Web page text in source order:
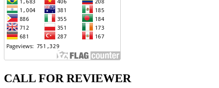
CALL FOR REVIEWER